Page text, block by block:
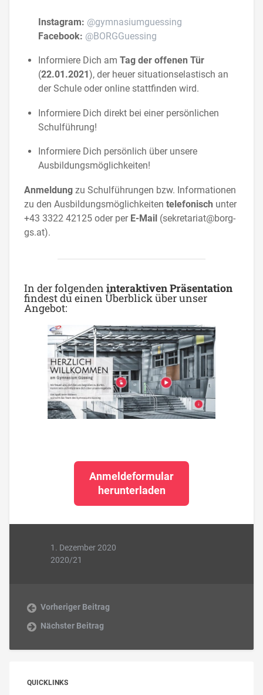
Instagram: @gymnasiumguessing
Facebook: @BORGGuessing
Informiere Dich amTag der offenen Tür
(22.01.2021), der heuer situationselastisch an
der Schule oder online stattfinden wird.
Informiere Dich direkt bei einer persönlichen
Schulführung!
Informiere Dich persönlich über unsere
Ausbildungsmöglichkeiten!
Anmeldung zu Schulführungen bzw. Informationen
zu den Ausbildungsmöglichkeitentelefonisch unter
+43 3322 42125 oder per E-Mail (sekretariat@borg-
gs.at).
In der folgendeninteraktiven Präsentation
findest du einen Überblick über unser
Angebot:
Anmeldeformular
herunterladen
1. Dezember 2020
2020/21
Vorheriger Beitrag
Nächster Beitrag
QUICKLINKS